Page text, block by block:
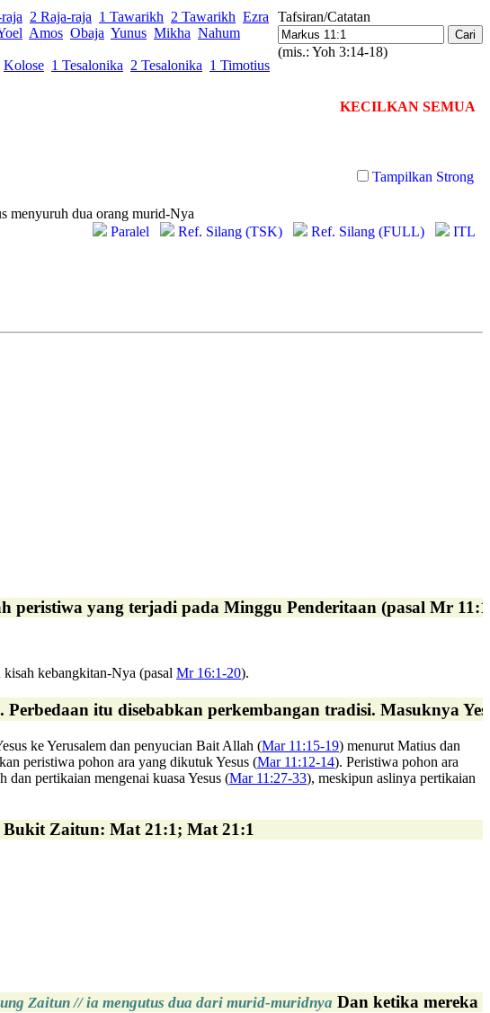
Tafsiran/Catatan
(mis.: Yoh 3:14-18)
2 Raja-raja 1 Tawarikh 2 Tawarikh Ezra
Amos Obaja Yunus Mikha Nahum
Kolose 1 Tesalonika 2 Tesalonika 1 Timotius
KECILKAN SEMUA
Tampilkan Strong
menyuruh dua orang murid-Nya
Paralel
Ref. Silang (TSK) Ref. Silang (FULL) ITL
capital of Israel near the southern border of Benjamin
peristiwa yang terjadi pada Minggu Penderitaan (pasal Mr
kebangkitan-Nya (pasal Mr 16:1-20).
itu disebabkan perkembangan tradisi. Masuknya
ke Yerusalem dan penyucian Bait Allah (Mar 11:15-19) menurut Matius dan
peristiwa pohon ara yang dikutuk Yesus (Mar 11:12-14). Peristiwa pohon ara
pertikaian mengenai kuasa Yesus (Mar 11:27-33), meskipun aslinya pertikaian
Bukit Zaitun: Mat 21:1; Mat 21:1
Zaitun // ia mengutus dua dari murid-muridnya Dan ketika mereka